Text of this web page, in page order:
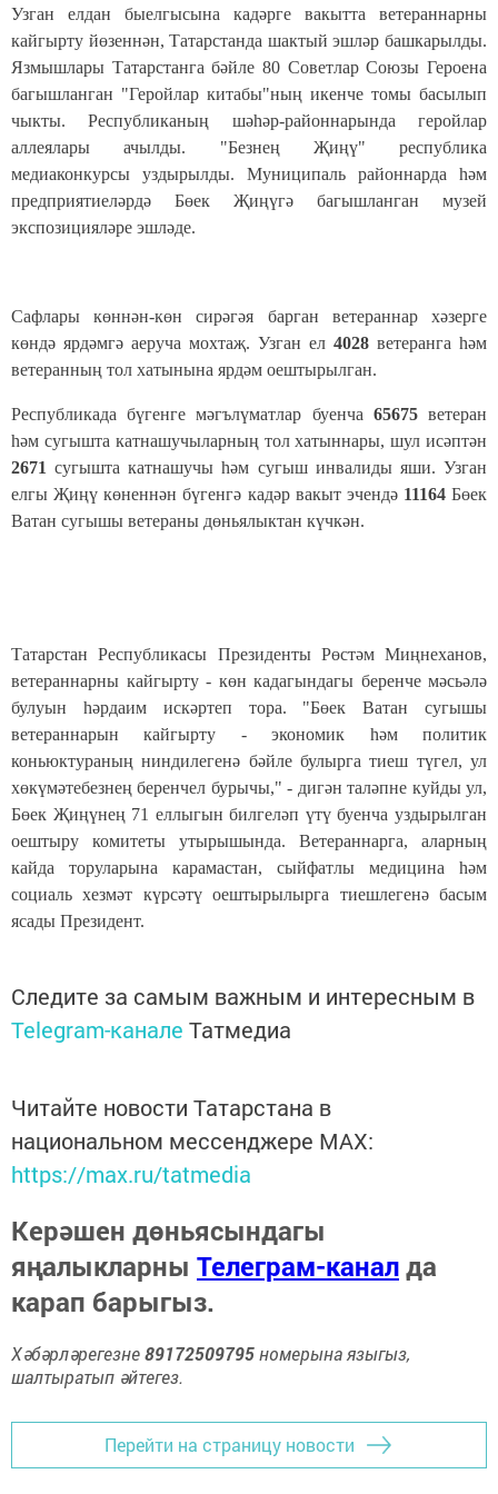
Узган елдан быелгысына кадәрге вакытта ветераннарны
кайгырту йөзеннән, Татарстанда шактый эшләр башкарылды.
Язмышлары Татарстанга бәйле 80 Советлар Союзы Героена
багышланган "Геройлар китабы"ның икенче томы басылып
чыкты. Республиканың шәһәр-районнарында геройлар
аллеялары ачылды. "Безнең Җиңү" республика
медиаконкурсы уздырылды. Муниципаль районнарда һәм
предприятиеләрдә Бөек Җиңүгә багышланган музей
экспозицияләре эшләде.
Сафлары көннән-көн сирәгәя барган ветераннар хәзерге
көндә ярдәмгә аеруча мохтаҗ. Узган ел 4028 ветеранга һәм
ветеранның тол хатынына ярдәм оештырылган.
Республикада бүгенге мәгълүматлар буенча 65675ветеран
һәм сугышта катнашучыларның тол хатыннары, шул исәптән
2671 сугышта катнашучы һәм сугыш инвалиды яши. Узган
елгы Җиңү көненнән бүгенгә кадәр вакыт эчендә 11164Бөек
Ватан сугышы ветераны дөньялыктан күчкән.
Татарстан Республикасы Президенты Рөстәм Миңнеханов,
ветераннарны кайгырту - көн кадагындагы беренче мәсьәлә
булуын һәрдаим искәртеп тора. "Бөек Ватан сугышы
ветераннарын кайгырту - экономик һәм политик
коньюктураның ниндилегенә бәйле булырга тиеш түгел, ул
хөкүмәтебезнең беренчел бурычы," - дигән таләпне куйды ул,
Бөек Җиңүнең 71 еллыгын билгеләп үтү буенча уздырылган
оештыру комитеты утырышында. Ветераннарга, аларның
кайда торуларына карамастан, сыйфатлы медицина һәм
социаль хезмәт күрсәтү оештырылырга тиешлегенә басым
ясады Президент.
Следите за самым важным и интересным в
Telegram-канале Татмедиа
Читайте новости Татарстана в
национальном мессенджере MАХ:
https://max.ru/tatmedia
Керәшен дөньясындагы
яңалыкларны Телеграм-каналда
карап барыгыз.
Хәбәрләрегезне89172509795номерына языгыз,
шалтыратып әйтегез.
Перейти на страницу новости